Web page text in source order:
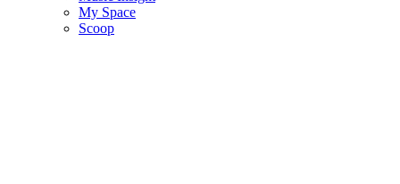
My Space
Scoop